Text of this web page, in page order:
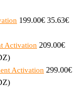
199.00€ 35.63€
Activation 209.00€
Activation 299.00€